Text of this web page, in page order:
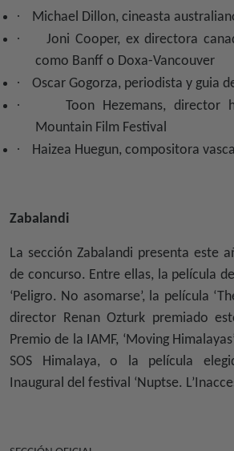
· Michael Dillon, cineasta
·
Joni Cooper, ex directora
como Banff o Doxa-Vancouver
· Oscar Gogorza, periodista y guia
·
Toon Hezemans, director
Mountain Film Festival
· Haizea Huegun, compositora vasca
Zabalandi
La sección Zabalandi presenta este
de concurso. Entre ellas, la película
‘Peligro. No asomarse’, la película
director Renan Ozturk premiado
Premio de la IAMF, ‘Moving
SOS Himalaya, o la película
Inaugural del festival ‘Nuptse.